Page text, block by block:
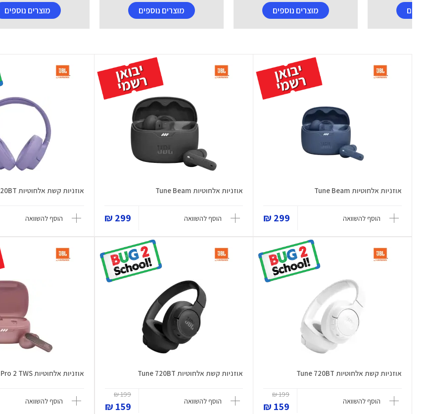
מוצרים נוספים מוצרים נוספים מוצרים נוספים
אוזניות אלחוטיות Tune Beam
הוסף להשוואה 299 ₪
אוזניות אלחוטיות Tune Beam
הוסף להשוואה 299 ₪
אוזניות קשת אלחוטיות Tune 720BT
הוסף להשוואה
אוזניות קשת אלחוטיות Tune 720BT
הוסף להשוואה
199 ₪
159 ₪
אוזניות קשת אלחוטיות Tune 720BT
הוסף להשוואה
199 ₪
159 ₪
אוזניות ‏אלחוטיות Live Pro 2 TWS
הוסף להשוואה